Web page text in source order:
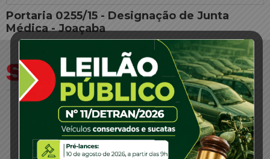
Portaria 0255/15 - Designação de Junta
Médica - Joaçaba